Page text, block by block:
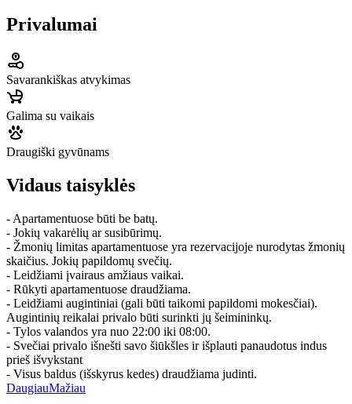
Privalumai
Savarankiškas atvykimas
Galima su vaikais
Draugiški gyvūnams
Vidaus taisyklės
- Apartamentuose būti be batų.
- Jokių vakarėlių ar susibūrimų.
- Žmonių limitas apartamentuose yra rezervacijoje nurodytas žmonių
skaičius. Jokių papildomų svečių.
- Leidžiami įvairaus amžiaus vaikai.
- Rūkyti apartamentuose draudžiama.
- Leidžiami augintiniai (gali būti taikomi papildomi mokesčiai).
Augintinių reikalai privalo būti surinkti jų šeimininkų.
- Tylos valandos yra nuo 22:00 iki 08:00.
- Svečiai privalo išnešti savo šiūkšles ir išplauti panaudotus indus
prieš išvykstant
- Visus baldus (išskyrus kedes) draudžiama judinti.
DaugiauMažiau